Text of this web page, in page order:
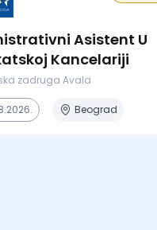
Asistent U
Kancelariji
zadruga Avala
Beograd